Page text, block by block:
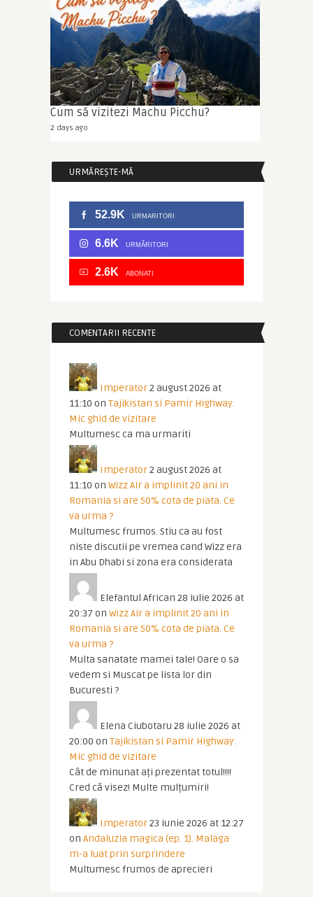
Cum să vizitezi Machu Picchu?
2 days ago
URMĂREȘTE-MĂ
52.9K URMARITORI
6.6K URMĂRITORI
2.6K ABONATI
COMENTARII RECENTE
Imperator2 august 2026 at
11:10 on Tajikistan si Pamir Highway.
Mic ghid de vizitare
Multumesc ca ma urmariti
Imperator2 august 2026 at
11:10 on Wizz Air a implinit 20 ani in
Romania si are 50% cota de piata. Ce
va urma ?
Multumesc frumos. Stiu ca au fost
niste discutii pe vremea cand Wizz era
in Abu Dhabi si zona era considerata
Elefantul African 28 iulie 2026 at
20:37 on Wizz Air a implinit 20 ani in
Romania si are 50% cota de piata. Ce
va urma ?
Multa sanatate mamei tale! Oare o sa
vedem si Muscat pe lista lor din
Bucuresti ?
Elena Ciubotaru 28 iulie 2026 at
20:00 on Tajikistan si Pamir Highway.
Mic ghid de vizitare
Cât de minunat ați prezentat totul!!!!
Cred că visez! Multe mulțumiri!
Imperator23 iunie 2026 at 12:27
on Andaluzia magica (ep. 1). Malaga
m-a luat prin surprindere
Multumesc frumos de aprecieri